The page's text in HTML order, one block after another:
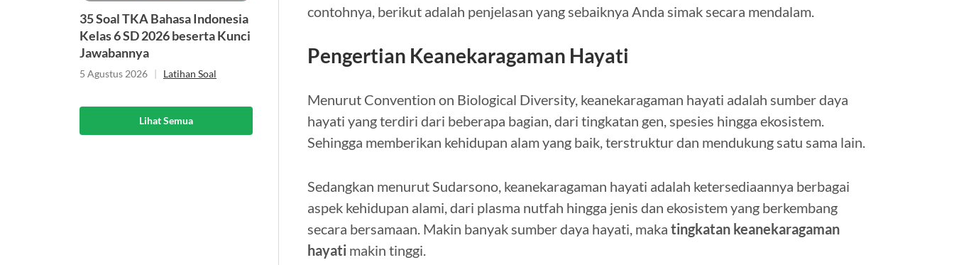
35 Soal TKA Bahasa Indonesia
Kelas 6 SD 2026 beserta Kunci
Jawabannya
5 Agustus 2026 | Latihan Soal
Lihat Semua
contohnya, berikut adalah penjelasan yang sebaiknya Anda simak secara mendalam.
Pengertian Keanekaragaman Hayati
Menurut Convention on Biological Diversity, keanekaragaman hayati adalah sumber daya
hayati yang terdiri dari beberapa bagian, dari tingkatan gen, spesies hingga ekosistem.
Sehingga memberikan kehidupan alam yang baik, terstruktur dan mendukung satu sama lain.
Sedangkan menurut Sudarsono, keanekaragaman hayati adalah ketersediaannya berbagai
aspek kehidupan alami, dari plasma nutfah hingga jenis dan ekosistem yang berkembang
secara bersamaan. Makin banyak sumber daya hayati, maka tingkatan keanekaragaman
hayati makin tinggi.